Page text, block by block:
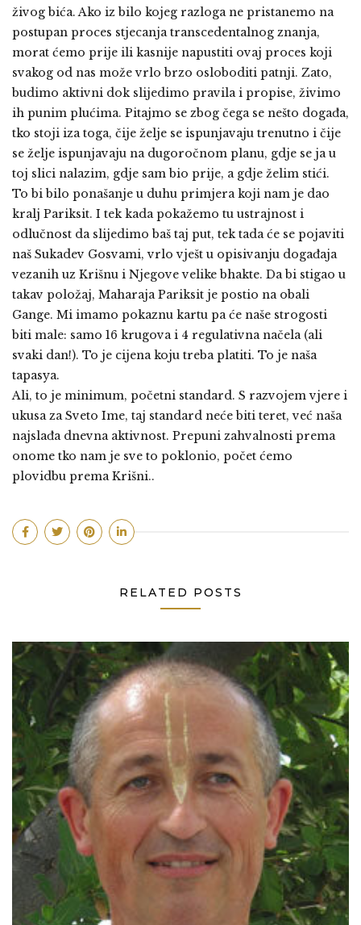
živog bića. Ako iz bilo kojeg razloga ne pristanemo na
postupan proces stjecanja transcedentalnog znanja,
morat ćemo prije ili kasnije napustiti ovaj proces koji
svakog od nas može vrlo brzo osloboditi patnji. Zato,
budimo aktivni dok slijedimo pravila i propise, živimo
ih punim plućima. Pitajmo se zbog čega se nešto događa,
tko stoji iza toga, čije želje se ispunjavaju trenutno i čije
se želje ispunjavaju na dugoročnom planu, gdje se ja u
toj slici nalazim, gdje sam bio prije, a gdje želim stići.
To bi bilo ponašanje u duhu primjera koji nam je dao
kralj Pariksit. I tek kada pokažemo tu ustrajnost i
odlučnost da slijedimo baš taj put, tek tada će se pojaviti
naš Sukadev Gosvami, vrlo vješt u opisivanju događaja
vezanih uz Krišnu i Njegove velike bhakte. Da bi stigao u
takav položaj, Maharaja Pariksit je postio na obali
Gange. Mi imamo pokaznu kartu pa će naše strogosti
biti male: samo 16 krugova i 4 regulativna načela (ali
svaki dan!). To je cijena koju treba platiti. To je naša
tapasya.
Ali, to je minimum, početni standard. S razvojem vjere i
ukusa za Sveto Ime, taj standard neće biti teret, već naša
najslađa dnevna aktivnost. Prepuni zahvalnosti prema
onome tko nam je sve to poklonio, počet ćemo
plovidbu prema Krišni..
RELATED POSTS